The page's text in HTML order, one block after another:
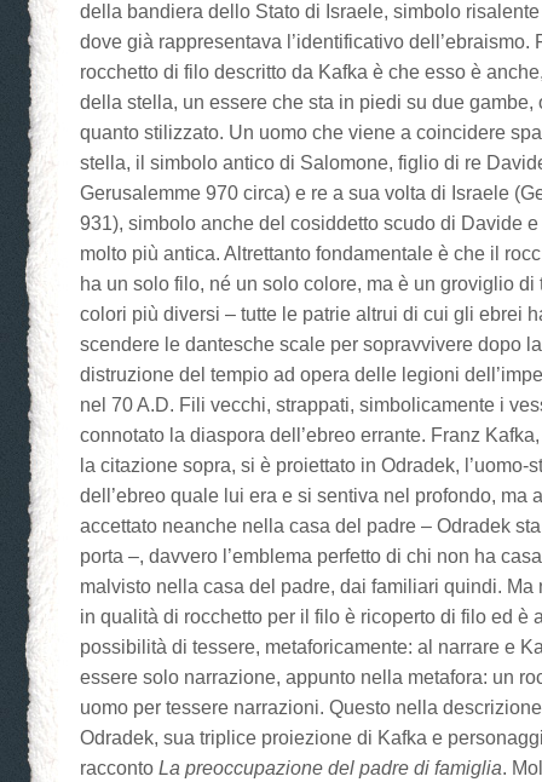
della bandiera dello Stato di Israele, simbolo
dove già rappresentava l’identificativo dell’ebraismo.
rocchetto di filo descritto da Kafka è che esso è
della stella, un essere che sta in piedi su due gambe,
quanto stilizzato. Un uomo che viene a coincidere
stella, il simbolo antico di Salomone, figlio di re
Gerusalemme 970 circa) e re a sua volta di Israele
931), simbolo anche del cosiddetto scudo di Davide
molto più antica. Altrettanto fondamentale è che il
ha un solo filo, né un solo colore, ma è un groviglio di
colori più diversi – tutte le patrie altrui di cui gli ebrei
scendere le dantesche scale per sopravvivere dopo
distruzione del tempio ad opera delle legioni
nel 70 A.D. Fili vecchi, strappati, simbolicamente i
connotato la diaspora dell’ebreo errante. Franz
la citazione sopra, si è proiettato in Odradek, l’uomo-
dell’ebreo quale lui era e si sentiva nel profondo, ma
accettato neanche nella casa del padre – Odradek
porta –, davvero l’emblema perfetto di chi non ha
malvisto nella casa del padre, dai familiari quindi. Ma
in qualità di rocchetto per il filo è ricoperto di filo ed è
possibilità di tessere, metaforicamente: al narrare e
essere solo narrazione, appunto nella metafora: un
uomo per tessere narrazioni. Questo nella
Odradek, sua triplice proiezione di Kafka e
racconto La preoccupazione del padre di famiglia.